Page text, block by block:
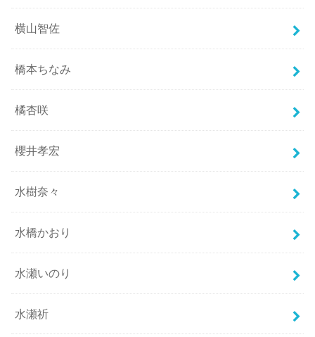
横山智佐
橋本ちなみ
橘杏咲
櫻井孝宏
水樹奈々
水橋かおり
水瀬いのり
水瀬祈